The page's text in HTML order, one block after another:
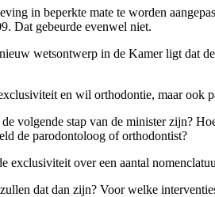
in beperkte mate te worden
Dat gebeurde evenwel niet.
wetsontwerp in de Kamer ligt dat
en wil orthodontie, maar ook
de volgende stap van de minister zijn?
de parodontoloog of orthodontist?
exclusiviteit over een aantal
dat dan zijn? Voor welke